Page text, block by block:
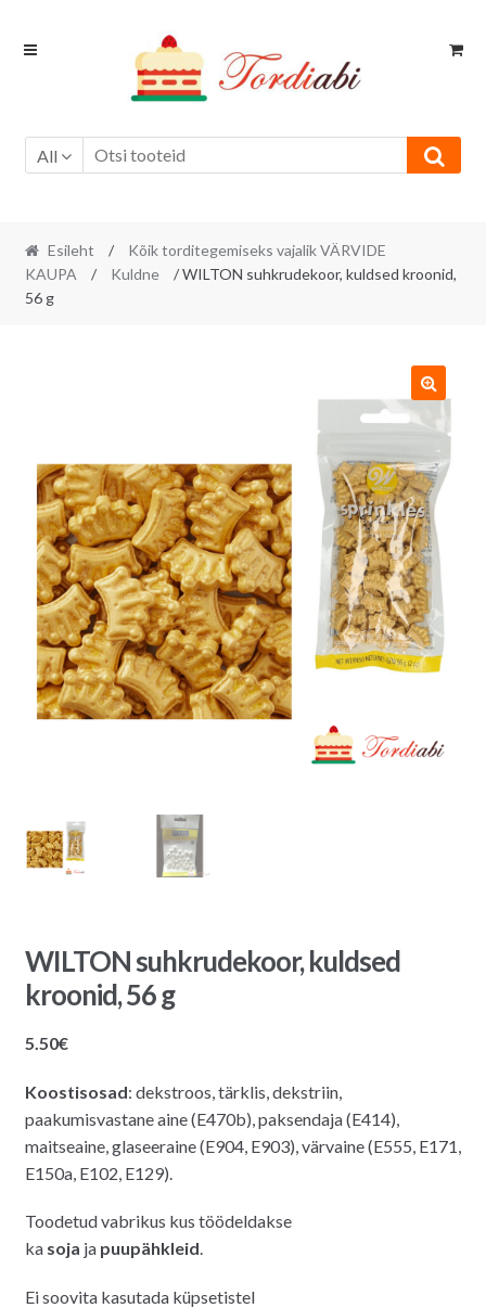
Skip
Skip
All
Esileht /
Kõik torditegemiseks vajalik VÄRVIDE
KAUPA
/ Kuldne
/ WILTON suhkrudekoor, kuldsed kroonid,
56 g
WILTON suhkrudekoor, kuldsed
kroonid, 56 g
5.50€
Koostisosad: dekstroos, tärklis, dekstriin,
paakumisvastane aine (E470b), paksendaja (E414),
maitseaine, glaseeraine (E904, E903), värvaine (E555, E171,
E150a, E102, E129).
Toodetud vabrikus kus töödeldakse
ka soja ja puupähkleid.
Ei soovita kasutada küpsetistel